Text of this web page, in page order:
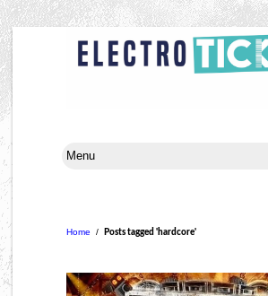
Home / Posts tagged 'hardcore'